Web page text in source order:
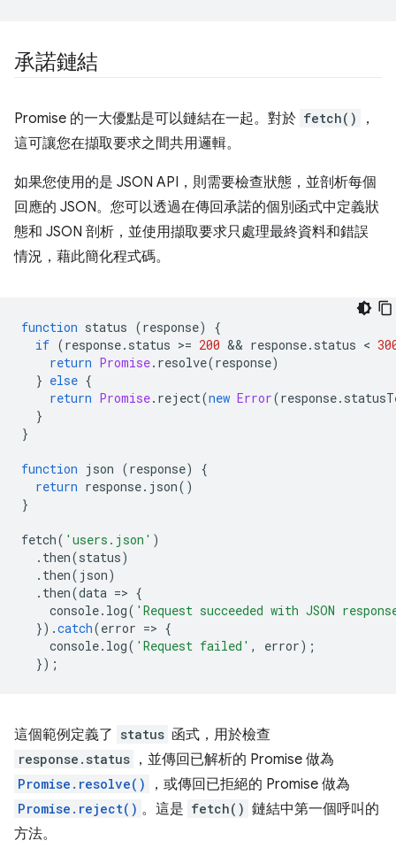
承諾鏈結
Promise 的一大優點是可以鏈結在一起。對於 fetch()
，
這可讓您在擷取要求之間共用邏輯。
如果您使用的是 JSON API，則需要檢查狀態，並剖析每個
回應的 JSON。您可以透過在傳回承諾的個別函式中定義狀
態和 JSON 剖析，並使用擷取要求只處理最終資料和錯誤
情況，藉此簡化程式碼。
function status (response)
{
if (response. status >= 200 && response. status <
return Promise. resolve(response)
} else {
return Promise. reject(new Error(response.
}
}
function json (response)
{
return response. json()
}
fetch( 'users.json' )
. then(status)
. then( json)
. then(data => {
console. log( 'Request succeeded with JSON
}).catch(error => {
console. log( 'Request failed' , error);
});
這個範例定義了 status 函式，用於檢查
response.status ，並傳回已解析的 Promise 做為
Promise.resolve() ，或傳回已拒絕的 Promise 做為
Promise.reject() 。這是 fetch() 鏈結中第一個呼叫的
方法。